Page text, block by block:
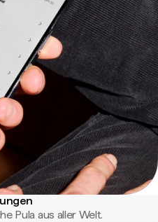
Pula aus aller Welt.